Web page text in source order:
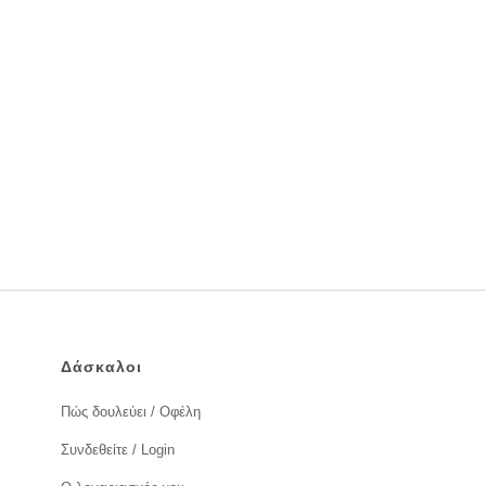
Δάσκαλοι
Πώς δουλεύει / Οφέλη
Συνδεθείτε / Login